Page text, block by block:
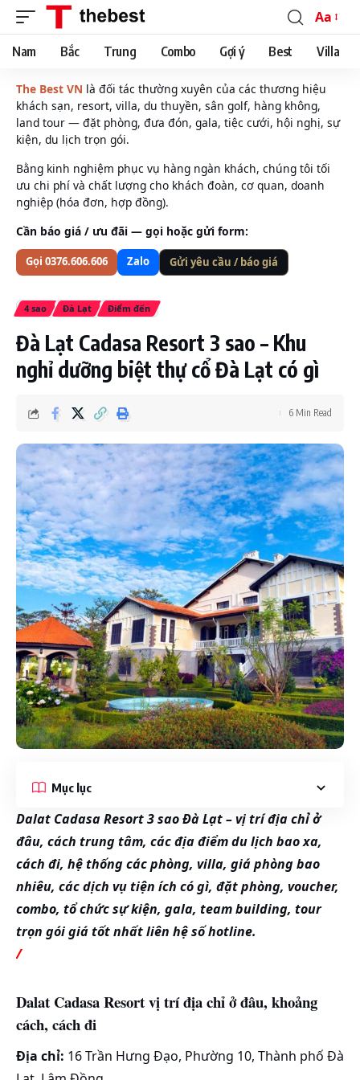
Font
Resizer
Aa
Nam Bắc Trung Combo Gợi ý Best Villa
The Best VN là đối tác thường xuyên của các thương hiệu
khách sạn, resort, villa, du thuyền, sân golf, hàng không,
land tour — đặt phòng, đưa đón, gala, tiệc cưới, hội nghị, sự
kiện, du lịch trọn gói.
Bằng kinh nghiệm phục vụ hàng ngàn khách, chúng tôi tối
ưu chi phí và chất lượng cho khách đoàn, cơ quan, doanh
nghiệp (hóa đơn, hợp đồng).
Cần báo giá / ưu đãi — gọi hoặc gửi form:
Gọi 0376.606.606 Zalo Gửi yêu cầu / báo giá
4 sao Đà Lạt Điểm đến
Đà Lạt Cadasa Resort 3 sao – Khu
nghỉ dưỡng biệt thự cổ Đà Lạt có gì
6 Min Read
Mục lục
Dalat Cadasa Resort 3 sao Đà Lạt – vị trí địa chỉ ở
đâu, cách trung tâm, các địa điểm du lịch bao xa,
cách đi, hệ thống các phòng, villa, giá phòng bao
nhiêu, các dịch vụ tiện ích có gì, đặt phòng, voucher,
combo, tổ chức sự kiện, gala, team building, tour
trọn gói giá tốt nhất liên hệ số hotline.
/
Dalat Cadasa Resort vị trí địa chỉ ở đâu, khoảng
cách, cách đi
Địa chỉ: 16 Trần Hưng Đạo, Phường 10, Thành phố Đà